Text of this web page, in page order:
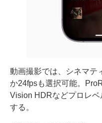
動画撮影では、シネマテ
か24fpsも選択可能。
Vision HDRなどプロレ
する。